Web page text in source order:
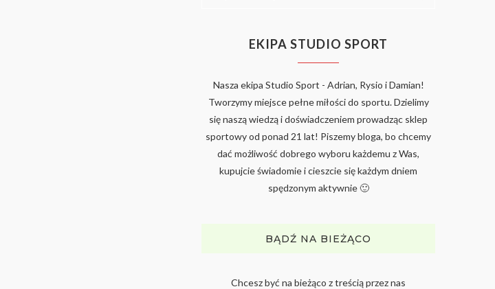
EKIPA STUDIO SPORT
Nasza ekipa Studio Sport - Adrian, Rysio i Damian!
Tworzymy miejsce pełne miłości do sportu. Dzielimy
się naszą wiedzą i doświadczeniem prowadząc sklep
sportowy od ponad 21 lat! Piszemy bloga, bo chcemy
dać możliwość dobrego wyboru każdemu z Was,
kupujcie świadomie i cieszcie się każdym dniem
spędzonym aktywnie 🙂
BĄDŹ NA BIEŻĄCO
Chcesz być na bieżąco z treścią przez nas